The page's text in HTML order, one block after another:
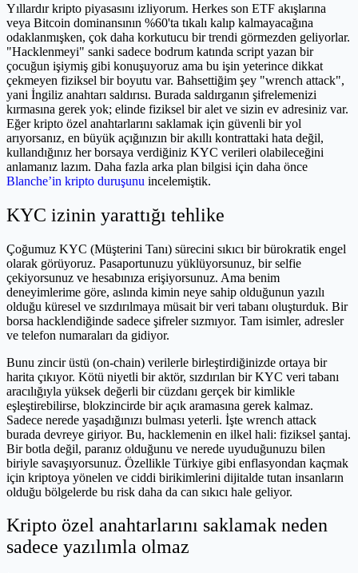
Yıllardır kripto piyasasını izliyorum. Herkes son ETF akışlarına
veya Bitcoin dominansının %60'ta tıkalı kalıp kalmayacağına
odaklanmışken, çok daha korkutucu bir trendi görmezden geliyorlar.
"Hacklenmeyi" sanki sadece bodrum katında script yazan bir
çocuğun işiymiş gibi konuşuyoruz ama bu işin yeterince dikkat
çekmeyen fiziksel bir boyutu var. Bahsettiğim şey "wrench attack",
yani İngiliz anahtarı saldırısı. Burada saldırganın şifrelemenizi
kırmasına gerek yok; elinde fiziksel bir alet ve sizin ev adresiniz var.
Eğer kripto özel anahtarlarını saklamak için güvenli bir yol
arıyorsanız, en büyük açığınızın bir akıllı kontrattaki hata değil,
kullandığınız her borsaya verdiğiniz KYC verileri olabileceğini
anlamanız lazım. Daha fazla arka plan bilgisi için daha önce
Blanche’in kripto duruşunu incelemiştik.
KYC izinin yarattığı tehlike
Çoğumuz KYC (Müşterini Tanı) sürecini sıkıcı bir bürokratik engel
olarak görüyoruz. Pasaportunuzu yüklüyorsunuz, bir selfie
çekiyorsunuz ve hesabınıza erişiyorsunuz. Ama benim
deneyimlerime göre, aslında kimin neye sahip olduğunun yazılı
olduğu küresel ve sızdırılmaya müsait bir veri tabanı oluşturduk. Bir
borsa hacklendiğinde sadece şifreler sızmıyor. Tam isimler, adresler
ve telefon numaraları da gidiyor.
Bunu zincir üstü (on-chain) verilerle birleştirdiğinizde ortaya bir
harita çıkıyor. Kötü niyetli bir aktör, sızdırılan bir KYC veri tabanı
aracılığıyla yüksek değerli bir cüzdanı gerçek bir kimlikle
eşleştirebilirse, blokzincirde bir açık aramasına gerek kalmaz.
Sadece nerede yaşadığınızı bulması yeterli. İşte wrench attack
burada devreye giriyor. Bu, hacklemenin en ilkel hali: fiziksel şantaj.
Bir botla değil, paranız olduğunu ve nerede uyuduğunuzu bilen
biriyle savaşıyorsunuz. Özellikle Türkiye gibi enflasyondan kaçmak
için kriptoya yönelen ve ciddi birikimlerini dijitalde tutan insanların
olduğu bölgelerde bu risk daha da can sıkıcı hale geliyor.
Kripto özel anahtarlarını saklamak neden
sadece yazılımla olmaz